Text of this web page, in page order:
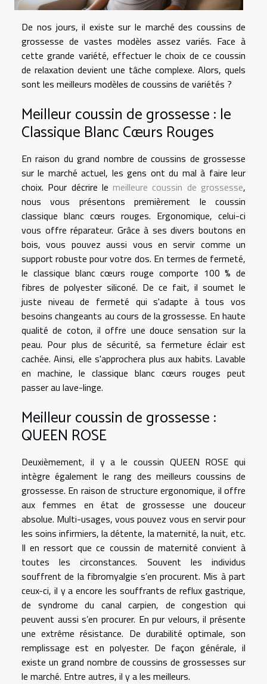
De nos jours, il existe sur le marché des coussins de
grossesse de vastes modèles assez variés. Face à
cette grande variété, effectuer le choix de ce coussin
de relaxation devient une tâche complexe. Alors, quels
sont les meilleurs modèles de coussins de variétés ?
Meilleur coussin de grossesse : le
Classique Blanc Cœurs Rouges
En raison du grand nombre de coussins de grossesse
sur le marché actuel, les gens ont du mal à faire leur
choix. Pour décrire le meilleure coussin de grossesse,
nous vous présentons premièrement le coussin
classique blanc cœurs rouges. Ergonomique, celui-ci
vous offre réparateur. Grâce à ses divers boutons en
bois, vous pouvez aussi vous en servir comme un
support robuste pour votre dos. En termes de fermeté,
le classique blanc cœurs rouge comporte 100 % de
fibres de polyester siliconé. De ce fait, il soumet le
juste niveau de fermeté qui s'adapte à tous vos
besoins changeants au cours de la grossesse. En haute
qualité de coton, il offre une douce sensation sur la
peau. Pour plus de sécurité, sa fermeture éclair est
cachée. Ainsi, elle s'approchera plus aux habits. Lavable
en machine, le classique blanc cœurs rouges peut
passer au lave-linge.
Meilleur coussin de grossesse :
QUEEN ROSE
Deuxièmement, il y a le coussin QUEEN ROSE qui
intègre également le rang des meilleurs coussins de
grossesse. En raison de structure ergonomique, il offre
aux femmes en état de grossesse une douceur
absolue. Multi-usages, vous pouvez vous en servir pour
les soins infirmiers, la détente, la maternité, la nuit, etc.
Il en ressort que ce coussin de maternité convient à
toutes les circonstances. Souvent les individus
souffrent de la fibromyalgie s’en procurent. Mis à part
ceux-ci, il y a encore les souffrants de reflux gastrique,
de syndrome du canal carpien, de congestion qui
peuvent aussi s’en procurer. En pur velours, il présente
une extrême résistance. De durabilité optimale, son
remplissage est en polyester. De façon générale, il
existe un grand nombre de coussins de grossesses sur
le marché. Entre autres, il y a les meilleurs.